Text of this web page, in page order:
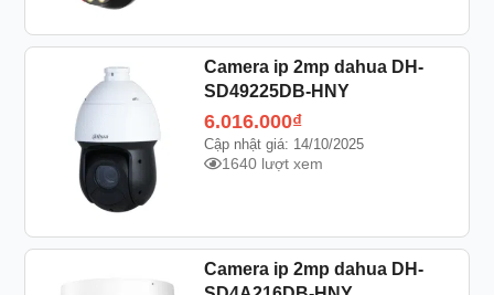
Camera ip 2mp dahua DH-
SD49225DB-HNY
6.016.000₫
Cập nhật giá: 14/10/2025
1640 lượt xem
Camera ip 2mp dahua DH-